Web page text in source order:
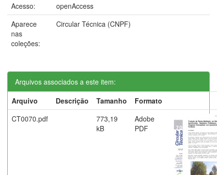
Acesso:
openAccess
Aparece
nas
coleções:
Circular Técnica (CNPF)
Arquivos associados a este item:
Arquivo
Descrição Tamanho
Formato
CT0070.pdf
773,19
kB
Adobe
PDF